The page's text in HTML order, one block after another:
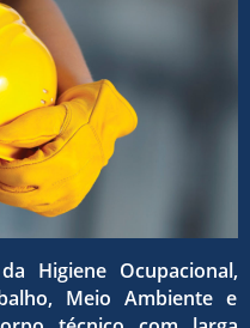
o
Higiene Ocupacional,
Meio Ambiente e